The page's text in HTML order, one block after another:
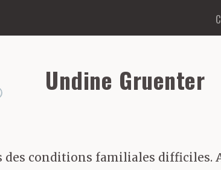
Undine Gruenter
des conditions familiales difficiles.